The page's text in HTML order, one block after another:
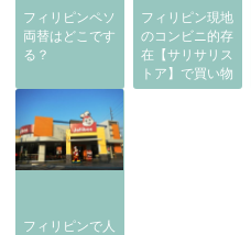
フィリピンペソ
両替はどこです
る？
フィリピン現地
のコンビニ的存
在【サリサリス
トア】で買い物
フィリピンで人